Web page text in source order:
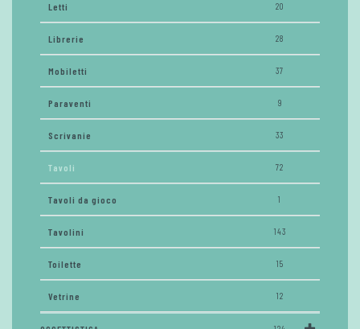
Letti 20
Librerie 28
Mobiletti 37
Paraventi 9
Scrivanie 33
Tavoli 72
Tavoli da gioco 1
Tavolini 143
Toilette 15
Vetrine 12